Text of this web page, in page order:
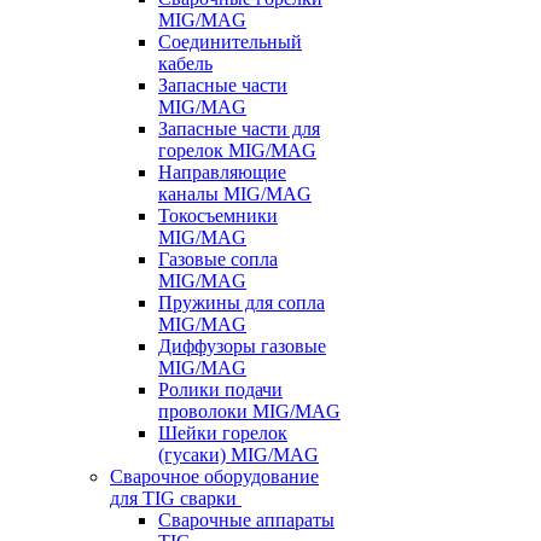
MIG/MAG
Соединительный
кабель
Запасные части
MIG/MAG
Запасные части для
горелок MIG/MAG
Направляющие
каналы MIG/MAG
Токосъемники
MIG/MAG
Газовые сопла
MIG/MAG
Пружины для сопла
MIG/MAG
Диффузоры газовые
MIG/MAG
Ролики подачи
проволоки MIG/MAG
Шейки горелок
(гусаки) MIG/MAG
Сварочное оборудование
для TIG сварки
Сварочные аппараты